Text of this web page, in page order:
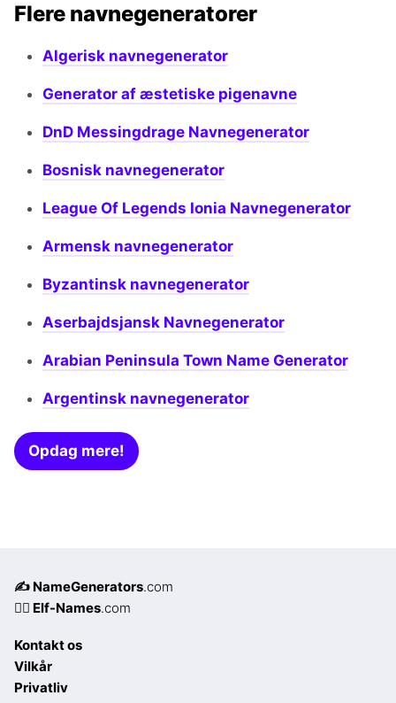
Flere navnegeneratorer
Algerisk navnegenerator
Generator af æstetiske pigenavne
DnD Messingdrage Navnegenerator
Bosnisk navnegenerator
League Of Legends Ionia Navnegenerator
Armensk navnegenerator
Byzantinsk navnegenerator
Aserbajdsjansk Navnegenerator
Arabian Peninsula Town Name Generator
Argentinsk navnegenerator
Opdag mere!
✍️ NameGenerators.com
🧝‍♀️ Elf-Names.com
Kontakt os
Vilkår
Privatliv